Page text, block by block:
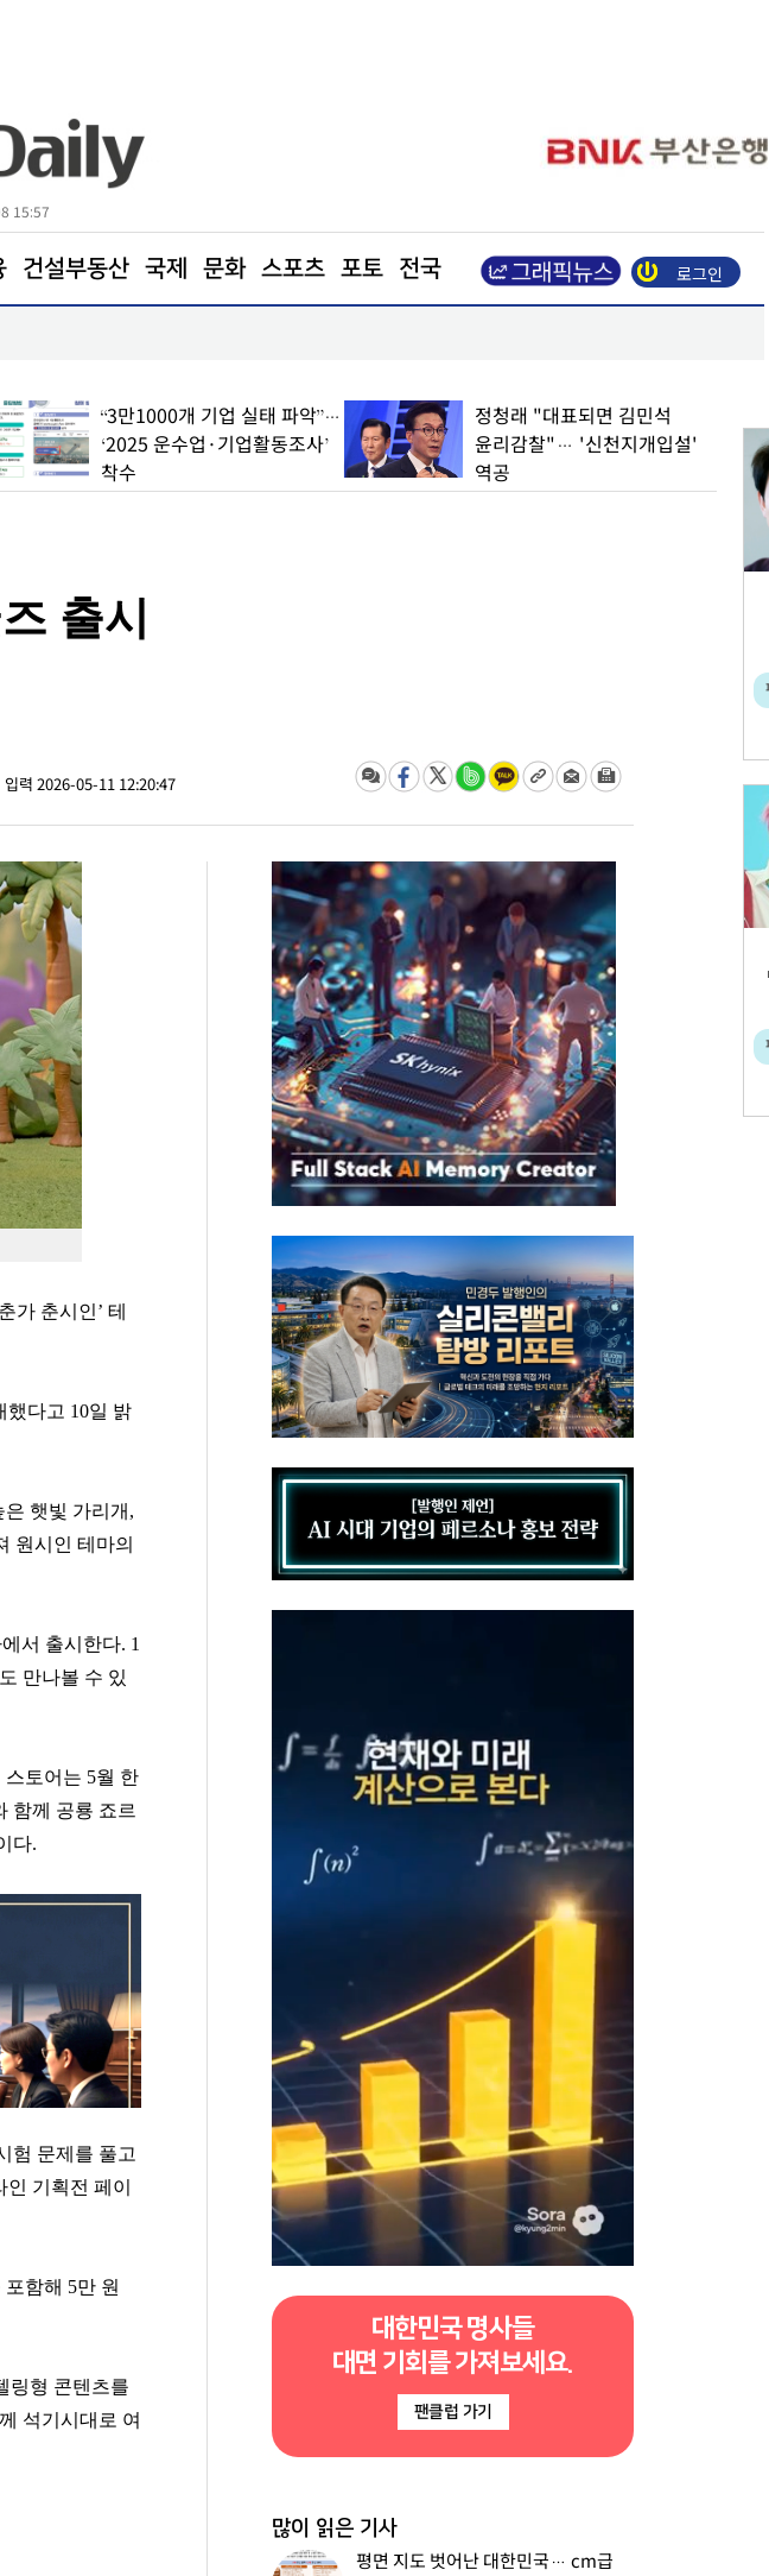
15:57
건설부동산 국제 문화 스포츠 포토 전국 로그인
“3만1000개 기업 실태 파악”…
‘2025 운수업·기업활동조사’
착수
정청래 "대표되면 김민석
윤리감찰"… '신천지개입설'
역공
출시
입력 2026-05-11 12:20:47
가 춘시인’ 테
했다고 10일 밝
햇빛 가리개,
원시인 테마의
서 출시한다. 1
만나볼 수 있
토어는 5월 한
함께 공룡 죠르
다.
험 문제를 풀고
기획전 페이
함해 5만 원
링형 콘텐츠를
석기시대로 여
대한민국 명사들
대면 기회를 가져보세요.
팬클럽 가기
많이 읽은 기사
평면 지도 벗어난 대한민국… cm급